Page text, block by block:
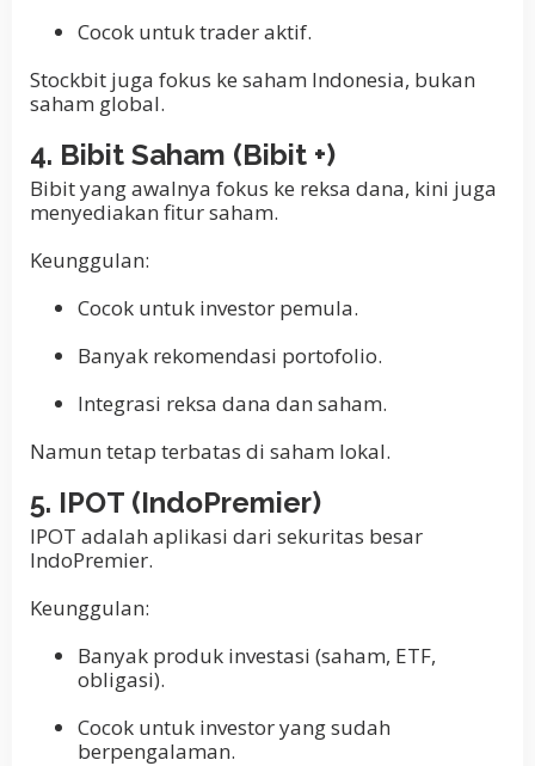
Cocok untuk trader aktif.
Stockbit juga fokus ke saham Indonesia, bukan
saham global.
4. Bibit Saham (Bibit +)
Bibit yang awalnya fokus ke reksa dana, kini juga
menyediakan fitur saham.
Keunggulan:
Cocok untuk investor pemula.
Banyak rekomendasi portofolio.
Integrasi reksa dana dan saham.
Namun tetap terbatas di saham lokal.
5. IPOT (IndoPremier)
IPOT adalah aplikasi dari sekuritas besar
IndoPremier.
Keunggulan:
Banyak produk investasi (saham, ETF,
obligasi).
Cocok untuk investor yang sudah
berpengalaman.